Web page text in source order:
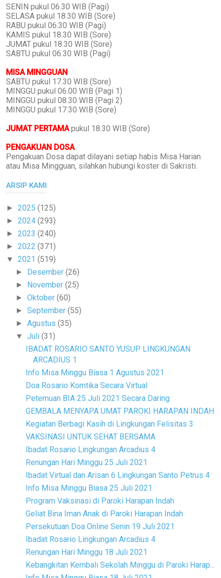
SENIN pukul 06.30 WIB (Pagi)
SELASA pukul 18.30 WIB (Sore)
RABU pukul 06.30 WIB (Pagi)
KAMIS pukul 18.30 WIB (Sore)
JUMAT pukul 18.30 WIB (Sore)
SABTU pukul 06.30 WIB (Pagi)
MISA MINGGUAN
SABTU pukul 17.30 WIB (Sore)
MINGGU pukul 06.00 WIB (Pagi 1)
MINGGU pukul 08.30 WIB (Pagi 2)
MINGGU pukul 17.30 WIB (Sore)
JUMAT PERTAMA pukul 18.30 WIB (Sore)
PENGAKUAN DOSA
Pengakuan Dosa dapat dilayani setiap habis Misa Harian
atau Misa Mingguan, silahkan hubungi koster di Sakristi.
ARSIP KAMI
► 2025 (125)
► 2024 (293)
► 2023 (240)
► 2022 (371)
▼ 2021 (519)
► Desember(26)
► November(25)
►Oktober(60)
►September(55)
►Agustus(35)
▼Juli(31)
IBADAT ROSARIO SANTO YUSUP LINGKUNGAN
ARCADIUS 1
Info Misa Minggu Biasa 1 Agustus 2021
Doa Rosario Komtika Secara Virtual
Petemuan BIA 25 Juli 2021 Secara Daring
GEMBALA MENYAPA UMAT PAROKI HARAPAN INDAH
Kegiatan Berbagi Kasih di Lingkungan Felisitas 3
VAKSINASI UNTUK SEHAT BERSAMA
Ibadat Rosario Lingkungan Arcadius 4
Renungan Hari Minggu 25 Juli 2021
Ibadat Virtual dan Arisan 6 Lingkungan Santo Petrus 4
Info Misa Minggu Biasa 25 Juli 2021
Program Vaksinasi di Paroki Harapan Indah
Geliat Bina Iman Anak di Paroki Harapan Indah
Persekutuan Doa Online Senin 19 Juli 2021
Ibadat Rosario Lingkungan Arcadius 4
Renungan Hari Minggu 18 Juli 2021
Kebangkitan Kembali Sekolah Minggu di Paroki Harap...